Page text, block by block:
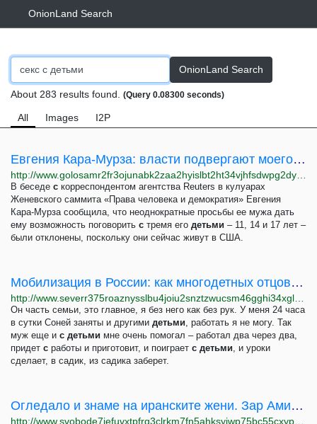
OnionLand Search
OnionLand Search
About 283 results found. (Query 0.08300 seconds)
All Images I2P
Евгения Кара-Мурза: власти подвергают моего мужа психологическим пыткам
В беседе с корреспондентом агентства Reuters в кулуарах
Женевского саммита «Права человека и демократия» Евгения
Кара-Мурза сообщила, что неоднократные просьбы ее мужа дать
ему возможность поговорить с тремя его детьми – 11, 14 и 17 лет –
были отклонены, поскольку они сейчас живут в США.
Мобилизация в России: как многодетных отцов отправили на войну
Он часть семьи, это главное, я без него как без рук. У меня 24 часа
в сутки Соней заняты и другими детьми, работать я не могу. Так
муж еще и с детьми мне очень помогал – работал два через два,
придет с работы и приготовит, и поиграет с детьми, и уроки
сделает, в садик, из садика заберет.
Огледало и знаме на иранските жени. Зар Амир Ебрахими и политическата отговорност на киното